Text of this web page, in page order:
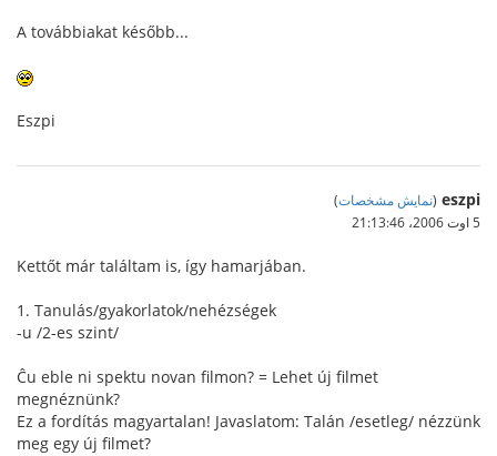
A továbbiakat később...
Eszpi
eszpi
(نمایش مشخصات)
5 اوت 2006،‏ 21:13:46
Kettőt már találtam is, így hamarjában.
1. Tanulás/gyakorlatok/nehézségek
-u /2-es szint/
Ĉu eble ni spektu novan filmon? = Lehet új filmet
megnéznünk?
Ez a fordítás magyartalan! Javaslatom: Talán /esetleg/ nézzünk
meg egy új filmet?